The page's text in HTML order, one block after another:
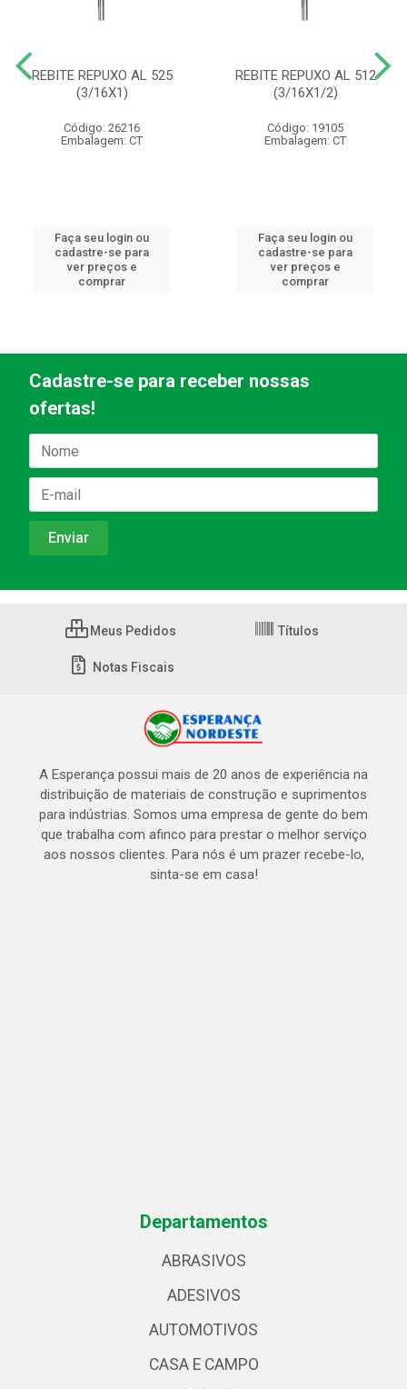
REBITE REPUXO AL 525
(3/16X1)
Código: 26216
Embalagem: CT
Faça seu login ou
cadastre-se para
ver preços e
comprar
REBITE REPUXO AL 512
(3/16X1/2)
Código: 19105
Embalagem: CT
Faça seu login ou
cadastre-se para
ver preços e
comprar
Cadastre-se para receber nossas
ofertas!
Meus Pedidos Títulos
Notas Fiscais
A Esperança possui mais de 20 anos de experiência na
distribuição de materiais de construção e suprimentos
para indústrias. Somos uma empresa de gente do bem
que trabalha com afinco para prestar o melhor serviço
aos nossos clientes. Para nós é um prazer recebe-lo,
sinta-se em casa!
Departamentos
ABRASIVOS
ADESIVOS
AUTOMOTIVOS
CASA E CAMPO